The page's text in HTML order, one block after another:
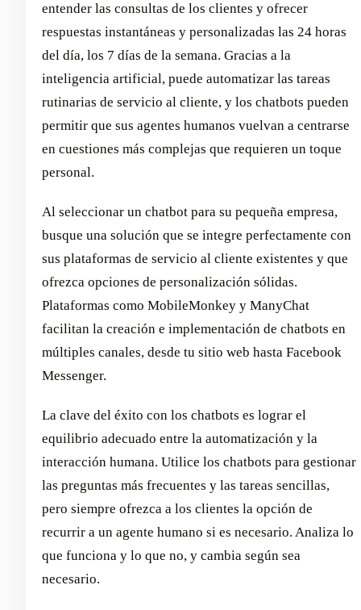
entender las consultas de los clientes y ofrecer
respuestas instantáneas y personalizadas las 24 horas
del día, los 7 días de la semana. Gracias a la
inteligencia artificial, puede automatizar las tareas
rutinarias de servicio al cliente, y los chatbots pueden
permitir que sus agentes humanos vuelvan a centrarse
en cuestiones más complejas que requieren un toque
personal.
Al seleccionar un chatbot para su pequeña empresa,
busque una solución que se integre perfectamente con
sus plataformas de servicio al cliente existentes y que
ofrezca opciones de personalización sólidas.
Plataformas como MobileMonkey y ManyChat
facilitan la creación e implementación de chatbots en
múltiples canales, desde tu sitio web hasta Facebook
Messenger.
La clave del éxito con los chatbots es lograr el
equilibrio adecuado entre la automatización y la
interacción humana. Utilice los chatbots para gestionar
las preguntas más frecuentes y las tareas sencillas,
pero siempre ofrezca a los clientes la opción de
recurrir a un agente humano si es necesario. Analiza lo
que funciona y lo que no, y cambia según sea
necesario.